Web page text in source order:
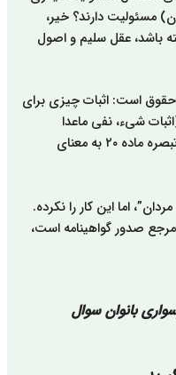
مسئولیت دارند؟ خیر،
باشد، عقل سلیم و اصول
حقوق است: اثبات چیزی برای
شیء، نفی ماعدا
نمی‌کند). بنابراین، اشاره به “مردان” در تبصره ماده ۲۰ به معنای
اما این کار را نکرده.
مرجع صدور گواهینامه است،
بانوان سوال